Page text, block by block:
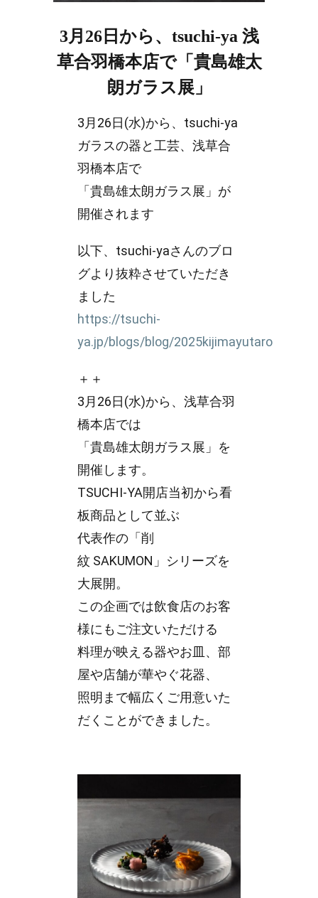
3月26日から、tsuchi-ya 浅
草合羽橋本店で「貴島雄太
朗ガラス展」
3月26日(水)から、tsuchi-ya
ガラスの器と工芸、浅草合
羽橋本店で
「貴島雄太朗ガラス展」が
開催されます
以下、tsuchi-yaさんのブロ
グより抜粋させていただき
ました
https://tsuchi-
ya.jp/blogs/blog/2025kijimayutaro
＋＋
3月26日(水)から、浅草合羽
橋本店では
「貴島雄太朗ガラス展」を
開催します。
TSUCHI-YA開店当初から看
板商品として並ぶ
代表作の「削
紋 SAKUMON」シリーズを
大展開。
この企画では飲食店のお客
様にもご注文いただける
料理が映える器やお皿、部
屋や店舗が華やぐ花器、
照明まで幅広くご用意いた
だくことができました。